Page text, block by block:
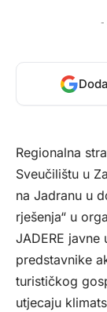
-
Regionalna
Sveučilištu u
na Jadranu u
rješenja“ u
JADERE
predstavnike
turističkog
utjecaju